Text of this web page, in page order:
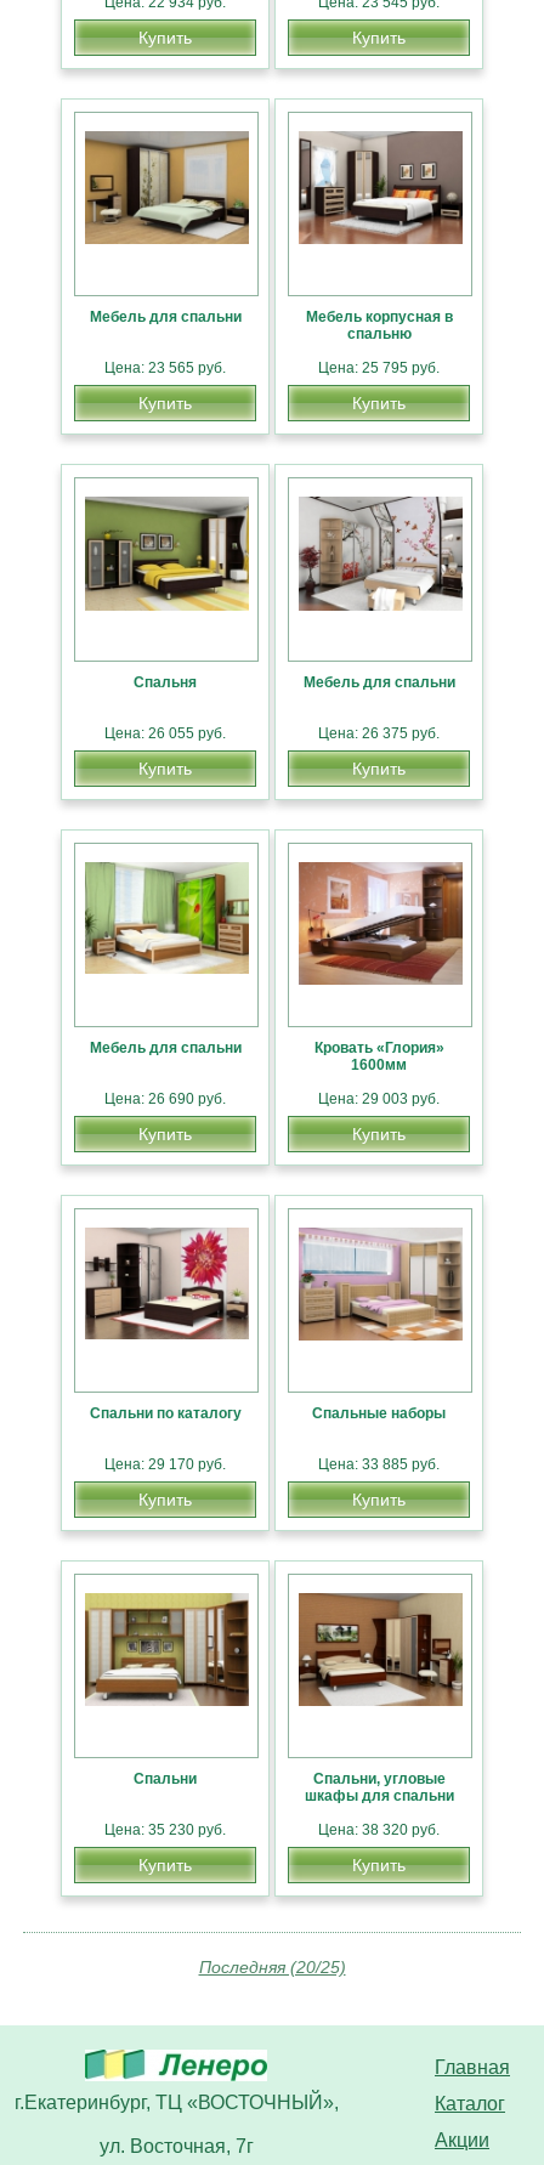
Купить Купить
Мебель для спальни
Цена: 23 565 руб.
Купить
Мебель корпусная в
спальню
Цена: 25 795 руб.
Купить
Спальня
Цена: 26 055 руб.
Купить
Мебель для спальни
Цена: 26 375 руб.
Купить
Мебель для спальни
Цена: 26 690 руб.
Купить
Кровать «Глория»
1600мм
Цена: 29 003 руб.
Купить
Спальни по каталогу
Цена: 29 170 руб.
Купить
Спальные наборы
Цена: 33 885 руб.
Купить
Спальни
Цена: 35 230 руб.
Купить
Спальни, угловые
шкафы для спальни
Цена: 38 320 руб.
Купить
Последняя (20/25)
Главная
Каталог
Акции
г.Екатеринбург, ТЦ «ВОСТОЧНЫЙ»,
ул. Восточная, 7г